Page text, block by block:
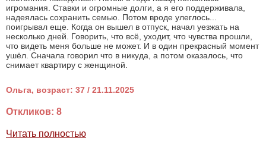
игромания. Ставки и огромные долги, а я его поддерживала,
надеялась сохранить семью. Потом вроде улеглось...
поигрывал еще. Когда он вышел в отпуск, начал уезжать на
несколько дней. Говорить, что всё, уходит, что чувства прошли,
что видеть меня больше не может. И в один прекрасный момент
ушёл. Сначала говорил что в никуда, а потом оказалось, что
снимает квартиру с женщиной.
Ольга, возраст: 37 / 21.11.2025
Откликов: 8
Читать полностью